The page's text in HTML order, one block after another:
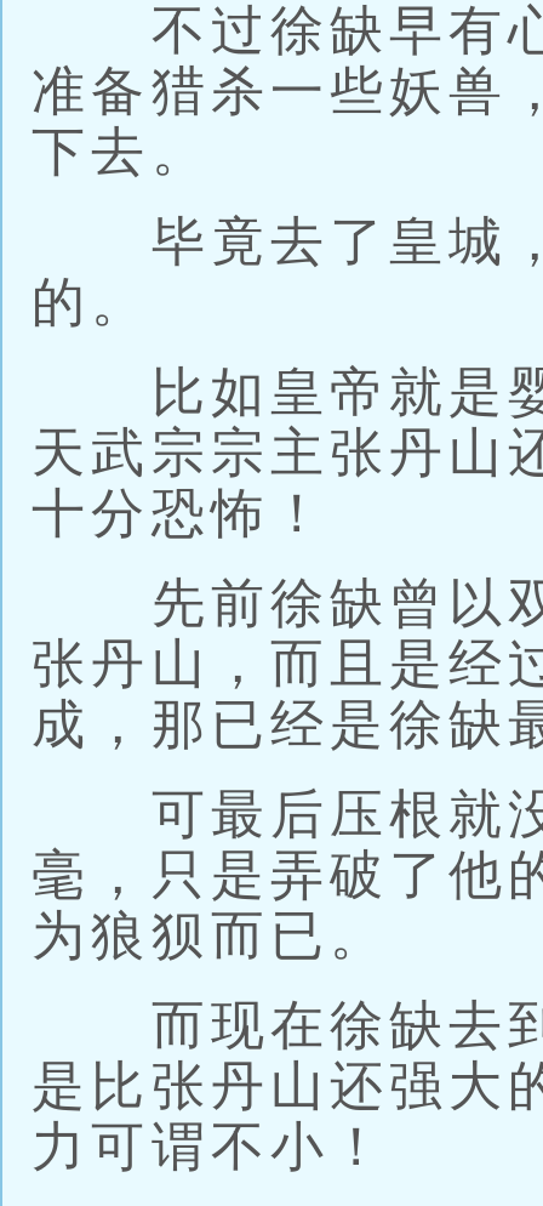
不过徐缺早有心
准备猎杀一些妖兽
下去。
毕竟去了皇城，
的。
比如皇帝就是婴
天武宗宗主张丹山
十分恐怖！
先前徐缺曾以双
张丹山，而且是经
成，那已经是徐缺
可最后压根就没
毫，只是弄破了他
为狼狈而已。
而现在徐缺去到
是比张丹山还强大
力可谓不小！